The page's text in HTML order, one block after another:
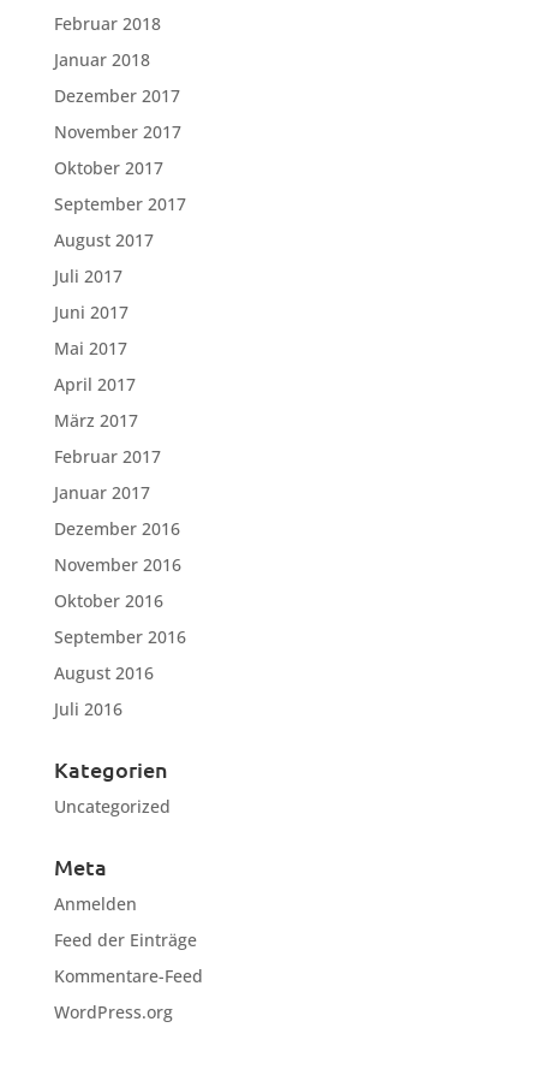
Februar 2018
Januar 2018
Dezember 2017
November 2017
Oktober 2017
September 2017
August 2017
Juli 2017
Juni 2017
Mai 2017
April 2017
März 2017
Februar 2017
Januar 2017
Dezember 2016
November 2016
Oktober 2016
September 2016
August 2016
Juli 2016
Kategorien
Uncategorized
Meta
Anmelden
Feed der Einträge
Kommentare-Feed
WordPress.org